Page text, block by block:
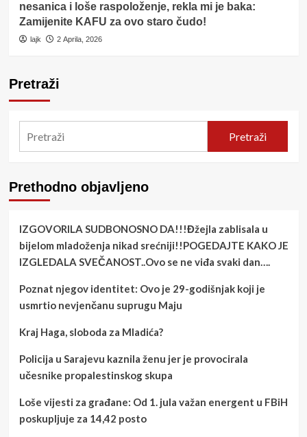
nesanica i loše raspoloženje, rekla mi je baka:
Zamijenite KAFU za ovo staro čudo!
lajk 2 Aprila, 2026
Pretraži
Pretraži
Prethodno objavljeno
IZGOVORILA SUDBONOSNO DA!!!Đžejla zablisala u
bijelom mladoženja nikad srećniji!!POGEDAJTE KAKO JE
IZGLEDALA SVEČANOST..Ovo se ne viđa svaki dan….
Poznat njegov identitet: Ovo je 29-godišnjak koji je
usmrtio nevjenčanu suprugu Maju
Kraj Haga, sloboda za Mladića?
Policija u Sarajevu kaznila ženu jer je provocirala
učesnike propalestinskog skupa
Loše vijesti za građane: Od 1. jula važan energent u FBiH
poskupljuje za 14,42 posto